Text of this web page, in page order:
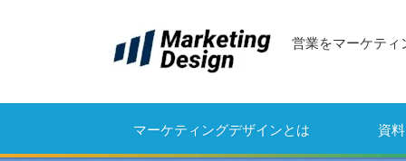
営業をマーケティ
マーケティングデザインとは 資